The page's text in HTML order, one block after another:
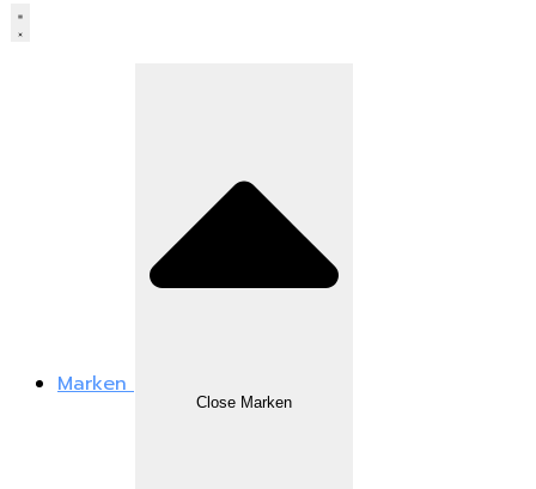
Marken
Close Marken